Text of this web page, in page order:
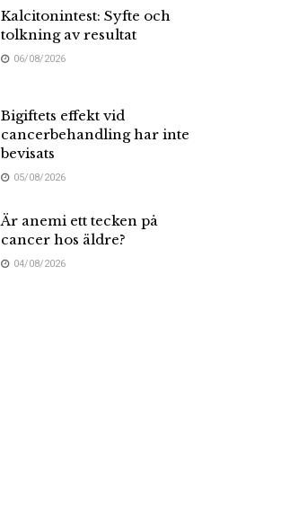
Kalcitonintest: Syfte och
tolkning av resultat
06/08/2026
Bigiftets effekt vid
cancerbehandling har inte
bevisats
05/08/2026
Är anemi ett tecken på
cancer hos äldre?
04/08/2026